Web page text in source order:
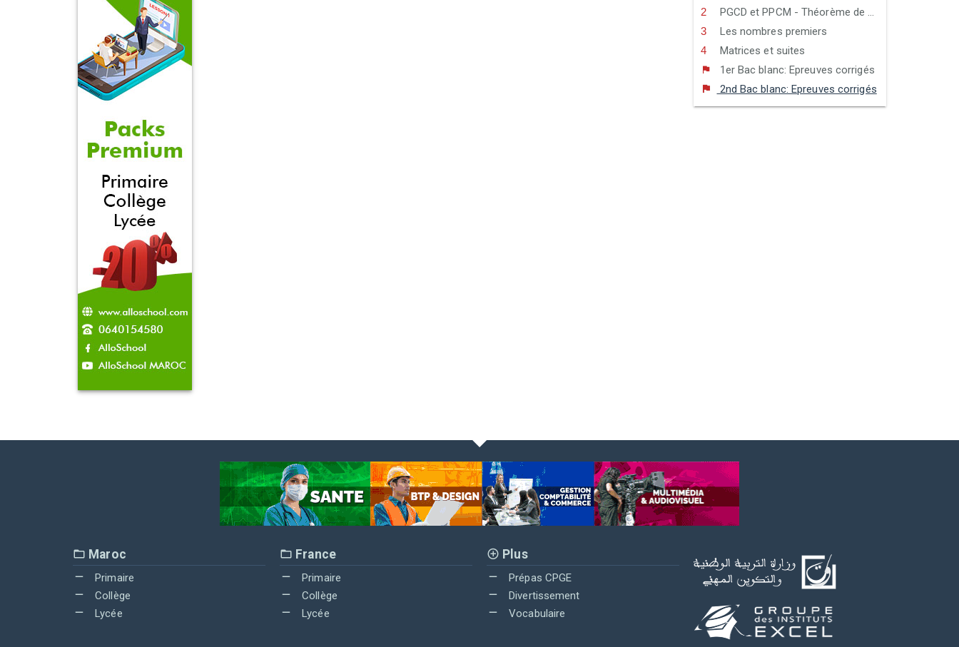
PGCD et PPCM - Théorème de Bézout et théorème de Gauss
Les nombres premiers
Matrices et suites
1er Bac blanc: Epreuves corrigés
2nd Bac blanc: Epreuves corrigés
Maroc
Primaire
Collège
Lycée
France
Primaire
Collège
Lycée
Plus
Prépas CPGE
Divertissement
Vocabulaire